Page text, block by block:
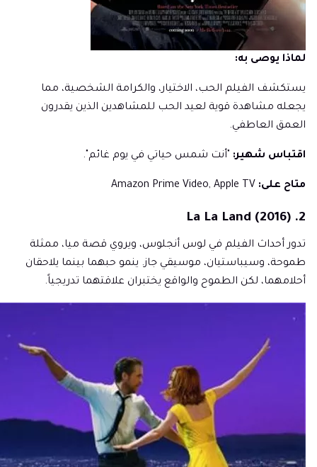
لماذا يوصى به:
يستكشف الفيلم الحب، الاختيار، والكرامة الشخصية، مما
يجعله مشاهدة قوية لعيد الحب للمشاهدين الذين يقدرون
العمق العاطفي.
اقتباس شهير: "أنت شمس حياتي في يوم غائم".
متاح على:
2. La La Land (2016)
تدور أحداث الفيلم في لوس أنجلوس، ويروي قصة ميا، ممثلة
طموحة، وسيباستيان، موسيقي جاز. ينمو حبهما بينما يلاحقان
أحلامهما، لكن الطموح والواقع يختبران علاقتهما تدريجياً.